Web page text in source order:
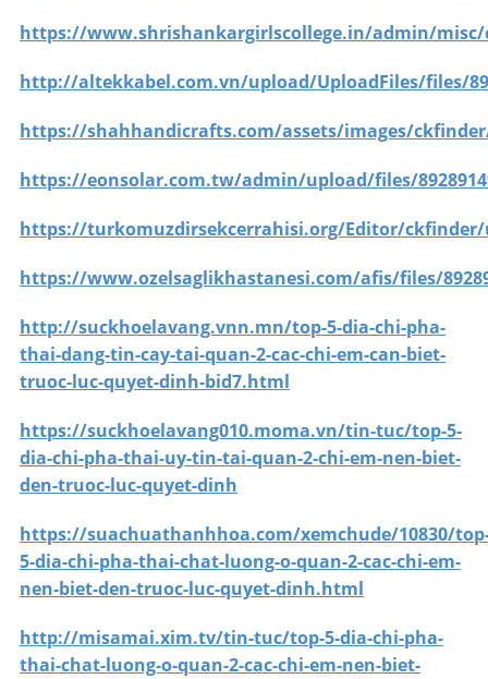
https://www.shrishankargirlscollege.in/admin/
http://altekkabel.com.vn/upload/UploadFiles/files/
https://shahhandicrafts.com/assets/images/
https://eonsolar.com.tw/admin/upload/files/
https://turkomuzdirsekcerrahisi.org/Editor/ckfinder/
https://www.ozelsaglikhastanesi.com/afis/files/
http://suckhoelavang.vnn.mn/top-5-dia-chi-pha-
thai-dang-tin-cay-tai-quan-2-cac-chi-em-can-biet-
truoc-luc-quyet-dinh-bid7.html
https://suckhoelavang010.moma.vn/tin-tuc/top-5-
dia-chi-pha-thai-uy-tin-tai-quan-2-chi-em-nen-biet-
den-truoc-luc-quyet-dinh
https://suachuathanhhoa.com/xemchude/10830/
5-dia-chi-pha-thai-chat-luong-o-quan-2-cac-chi-em-
nen-biet-den-truoc-luc-quyet-dinh.html
http://misamai.xim.tv/tin-tuc/top-5-dia-chi-pha-
thai-chat-luong-o-quan-2-cac-chi-em-nen-biet-